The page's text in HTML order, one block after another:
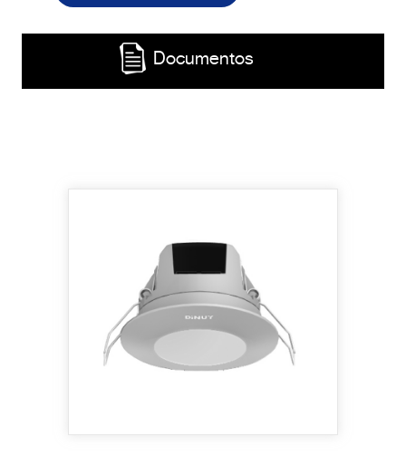
Documentos